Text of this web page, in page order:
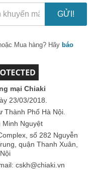
GỬI!
Mua hàng? Hãy báo
mại Chiaki
23/03/2018.
Thành Phố Hà Nội.
Nguyệt
số 282 Nguyễn
quận Thanh Xuân,
cskh@chiaki.vn